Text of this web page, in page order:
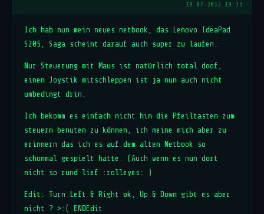
19.07.2012 19:33
Ich hab nun mein neues netbook, das Lenovo IdeaPad
S205, Saga scheint darauf auch super zu laufen.
Nur Steuerung mit Maus ist natürlich total doof,
einen Joystik mitschleppen ist ja nun auch nicht
umbedingt drin.
Ich bekomm es einfach nicht hin die Pfeiltasten zum
steuern benuten zu können, ich meine mich aber zu
erinnern das ich es auf dem alten Netbook so
schonmal gespielt hatte. (Auch wenn es nun dort
nicht so rund lief :rolleyes: )
Edit: Turn Left & Right ok, Up & Down gibt es aber
nicht ? >:( ENDEdit